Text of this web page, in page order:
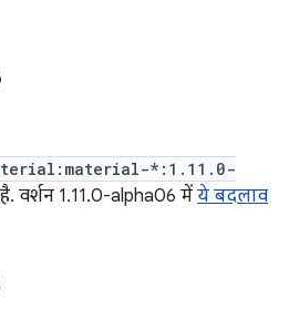
*:1.11.0-
वर्शन 1.11.0-alpha06 में ये बदलाव